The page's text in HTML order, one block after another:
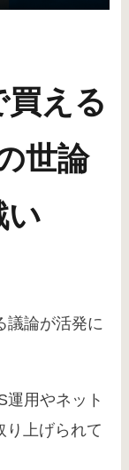
える
世論
い
議論が活発に
運用やネット
り上げられて